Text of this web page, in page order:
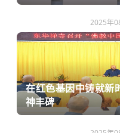
2025年
在红色基因中铸就新
神丰碑